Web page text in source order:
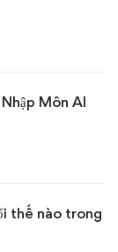
Môn AI
thế nào trong